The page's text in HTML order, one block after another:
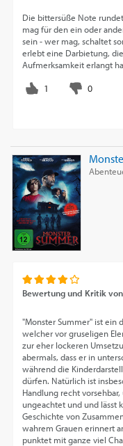
Die bittersüße Note
mag für den ein oder
sein - wer mag, schaltet
erlebt eine Darbietung,
Aufmerksamkeit erlangt
Bewertung und Kritik von
"Monster Summer" ist ein
welcher vor gruseligen
zur eher lockeren
abermals, dass er in
während die
dürfen. Natürlich ist
Handlung recht
ungeachtet und und lässt
Geschichte von
wahrem Grauen erinnert
punktet mit ganze viel